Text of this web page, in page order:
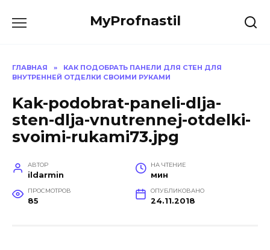
MyProfnastil
ГЛАВНАЯ »
КАК ПОДОБРАТЬ ПАНЕЛИ ДЛЯ СТЕН ДЛЯ
ВНУТРЕННЕЙ ОТДЕЛКИ СВОИМИ РУКАМИ
Kak-podobrat-paneli-dlja-
sten-dlja-vnutrennej-otdelki-
svoimi-rukami73.jpg
АВТОР
ildarmin
НА ЧТЕНИЕ
мин
ПРОСМОТРОВ
85
ОПУБЛИКОВАНО
24.11.2018